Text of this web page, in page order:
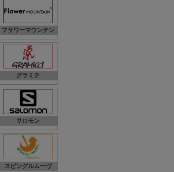
フラワーマウンテン
グラミチ
サロモン
スピングルムーヴ